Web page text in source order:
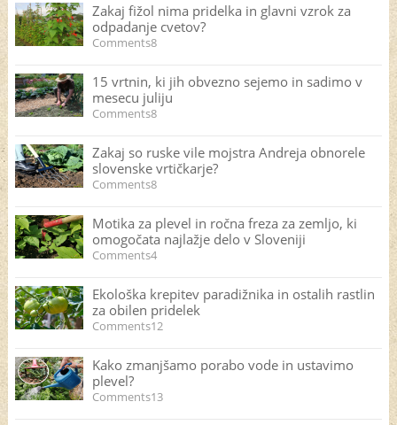
Zakaj fižol nima pridelka in glavni vzrok za
odpadanje cvetov?
Comments8
15 vrtnin, ki jih obvezno sejemo in sadimo v
mesecu juliju
Comments8
Zakaj so ruske vile mojstra Andreja obnorele
slovenske vrtičkarje?
Comments8
Motika za plevel in ročna freza za zemljo, ki
omogočata najlažje delo v Sloveniji
Comments4
Ekološka krepitev paradižnika in ostalih rastlin
za obilen pridelek
Comments12
Kako zmanjšamo porabo vode in ustavimo
plevel?
Comments13